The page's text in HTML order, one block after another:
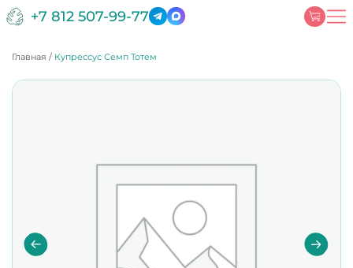
+7 812 507-99-77
Главная / Купрессус Семп Тотем